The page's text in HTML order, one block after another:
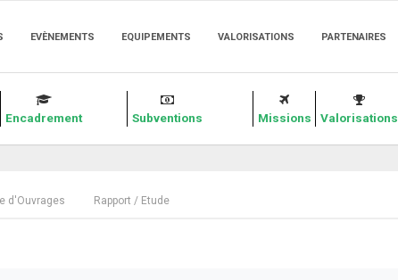
EVÈNEMENTS EQUIPEMENTS VALORISATIONS PARTENAIRES
Encadrement Subventions Missions Valorisations
d'Ouvrages Rapport / Etude